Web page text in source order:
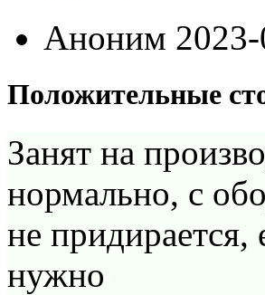
Аноним
Положительные
Занят на
нормально, с
не придирается,
нужно